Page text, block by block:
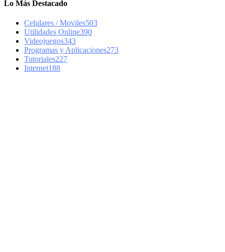
Lo Más Destacado
Celulares / Moviles503
Utilidades Online390
Videojuegos343
Programas y Aplicaciones273
Tutoriales227
Internet188